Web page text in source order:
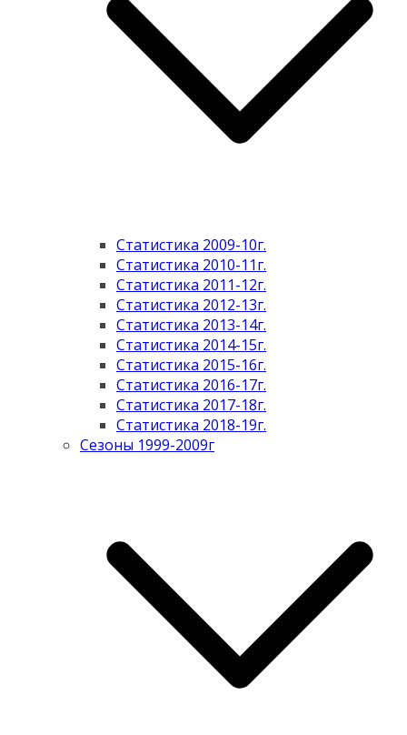
Статистика 2009-10г.
Статистика 2010-11г.
Статистика 2011-12г.
Статистика 2012-13г.
Статистика 2013-14г.
Статистика 2014-15г.
Статистика 2015-16г.
Статистика 2016-17г.
Статистика 2017-18г.
Статистика 2018-19г.
Сезоны 1999-2009г